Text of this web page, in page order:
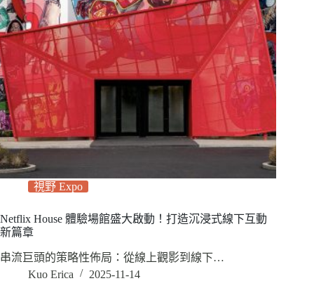
視野 Expo
Netflix House 體驗場館盛大啟動！打造沉浸式線下互動
新篇章
串流巨頭的策略性佈局：從線上觀影到線下…
Kuo Erica
2025-11-14